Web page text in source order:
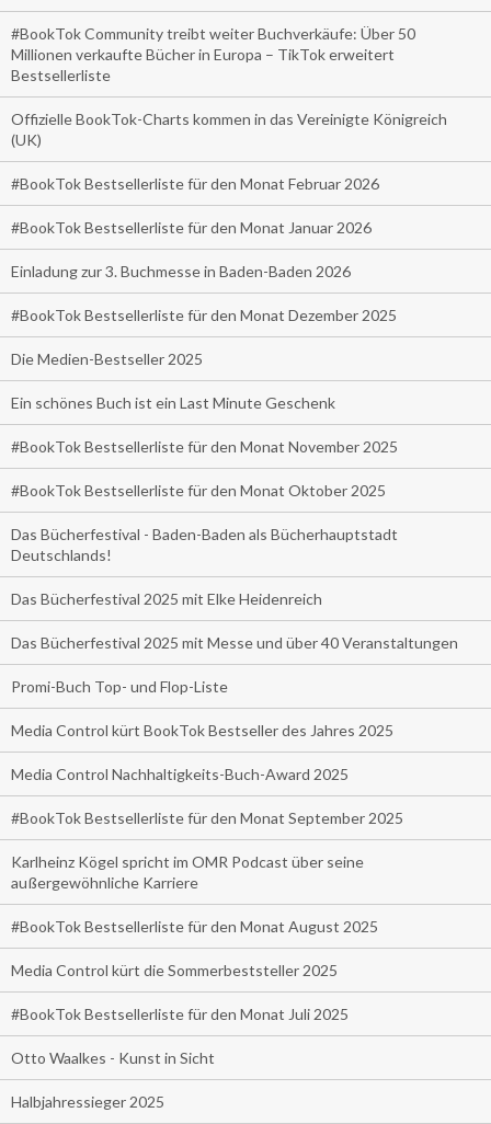
#BookTok Community treibt weiter Buchverkäufe: Über 50
Millionen verkaufte Bücher in Europa – TikTok erweitert
Bestsellerliste
Offizielle BookTok-Charts kommen in das Vereinigte Königreich
(UK)
#BookTok Bestsellerliste für den Monat Februar 2026
#BookTok Bestsellerliste für den Monat Januar 2026
Einladung zur 3. Buchmesse in Baden-Baden 2026
#BookTok Bestsellerliste für den Monat Dezember 2025
Die Medien-Bestseller 2025
Ein schönes Buch ist ein Last Minute Geschenk
#BookTok Bestsellerliste für den Monat November 2025
#BookTok Bestsellerliste für den Monat Oktober 2025
Das Bücherfestival - Baden-Baden als Bücherhauptstadt
Deutschlands!
Das Bücherfestival 2025 mit Elke Heidenreich
Das Bücherfestival 2025 mit Messe und über 40 Veranstaltungen
Promi-Buch Top- und Flop-Liste
Media Control kürt BookTok Bestseller des Jahres 2025
Media Control Nachhaltigkeits-Buch-Award 2025
#BookTok Bestsellerliste für den Monat September 2025
Karlheinz Kögel spricht im OMR Podcast über seine
außergewöhnliche Karriere
#BookTok Bestsellerliste für den Monat August 2025
Media Control kürt die Sommerbeststeller 2025
#BookTok Bestsellerliste für den Monat Juli 2025
Otto Waalkes - Kunst in Sicht
Halbjahressieger 2025